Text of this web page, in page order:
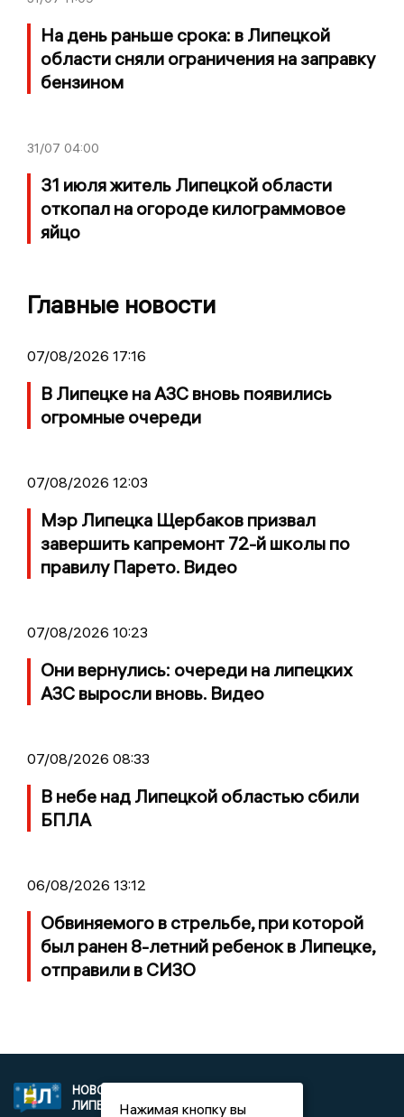
На день раньше срока: в Липецкой
области сняли ограничения на заправку
бензином
31/07 04:00
31 июля житель Липецкой области
откопал на огороде килограммовое
яйцо
Главные новости
07/08/2026 17:16
В Липецке на АЗС вновь появились
огромные очереди
07/08/2026 12:03
Мэр Липецка Щербаков призвал
завершить капремонт 72-й школы по
правилу Парето. Видео
07/08/2026 10:23
Они вернулись: очереди на липецких
АЗС выросли вновь. Видео
07/08/2026 08:33
В небе над Липецкой областью сбили
БПЛА
06/08/2026 13:12
Обвиняемого в стрельбе, при которой
был ранен 8-летний ребенок в Липецке,
отправили в СИЗО
НОВОСТИ
ЛИПЕЦКА
«Новости Липецка»
Нажимая кнопку вы